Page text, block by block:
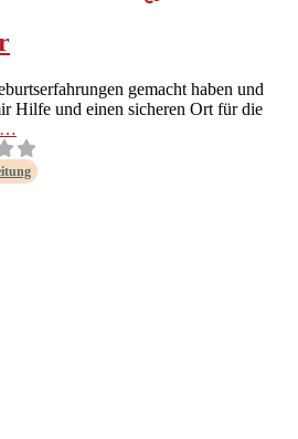
gemacht haben und
Hil­fe und einen sicheren Ort für die
…